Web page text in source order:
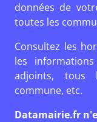
données de
toutes les
Consultez les
les
adjoints, tous
commune, etc.
Datamairie.fr